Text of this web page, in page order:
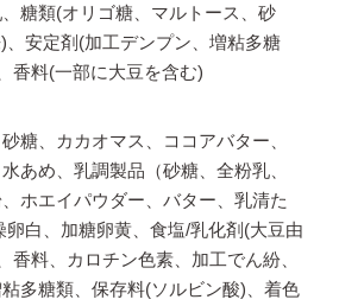
糖類(オリゴ糖、マルトース、砂
、安定剤(加工デンプン、増粘多糖
香料(一部に大豆を含む)
糖、カカオマス、ココアバター、
あめ、乳調製品（砂糖、全粉乳、
ホエイパウダー、バター、乳清た
卵白、加糖卵黄、食塩/乳化剤(大豆由
香料、カロチン色素、加工でん紛、
多糖類、保存料(ソルビン酸)、着色